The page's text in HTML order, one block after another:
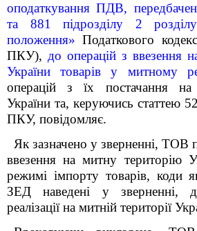
оподаткування ПДВ,
та 881 підрозділу 2
положення»Податкового
ПКУ), до операцій з ввезення
України товарів у митному
операцій з їх постачання на
України та, керуючись статтею
ПКУ, повідомляє.
Як зазначено у зверненні, ТОВ
ввезення на митну територію
режимі імпорту товарів, коди
ЗЕД наведені у зверненні,
реалізації на митній території